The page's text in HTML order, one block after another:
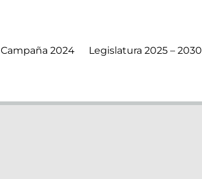
Campaña 2024 Legislatura 2025 – 2030